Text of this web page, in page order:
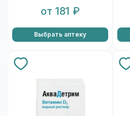
от 181 ₽
Выбрать аптеку